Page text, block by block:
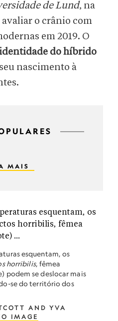
de Lund, na
avaliar o crânio com
em 2019. O
do híbrido
nascimento à
MAIS
esquentam, os
horribilis, fêmea
podem se deslocar mais
se do território dos
AND YVA
IMAGE